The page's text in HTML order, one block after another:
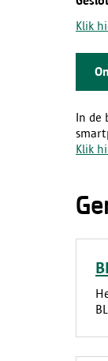
Klik
In de
Klik